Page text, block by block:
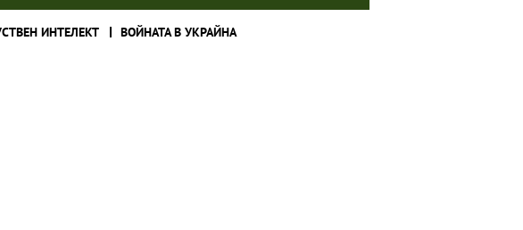
ИНТЕЛЕКТ ВОЙНАТА В УКРАЙНА